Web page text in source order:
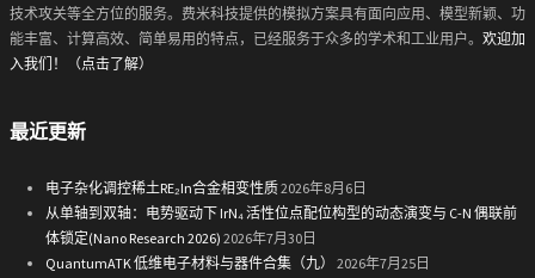
技术攻关等全方位的服务。费米科技提供的模拟方案具有面向应用、模型新颖、功
能丰富、计算高效、简单易用的特点，已经服务于众多的学术和工业用户。 欢迎加
入我们！（点击了解）
最近更新
电子杂化调控稀土RE₂In合金相变性质2026年8月6日
从单轴到双轴：电势驱动下 IrN₄ 活性位点配位构型的动态演变与 C-N 偶联前
体锁定(Nano Research 2026) 2026年7月30日
QuantumATK 低维电子材料与器件合集（九）
2026年7月25日